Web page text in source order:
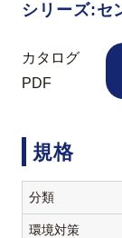
シリーズ:セ
カタログ
PDF
規格
分類
環境対策